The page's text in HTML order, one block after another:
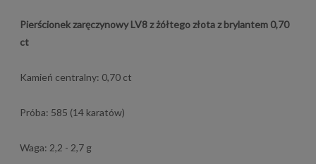
Pierścionek zaręczynowy LV8 z żółtego złota z brylantem 0,70
ct
Kamień centralny: 0,70 ct
Próba: 585 (14 karatów)
Waga: 2,2 - 2,7 g